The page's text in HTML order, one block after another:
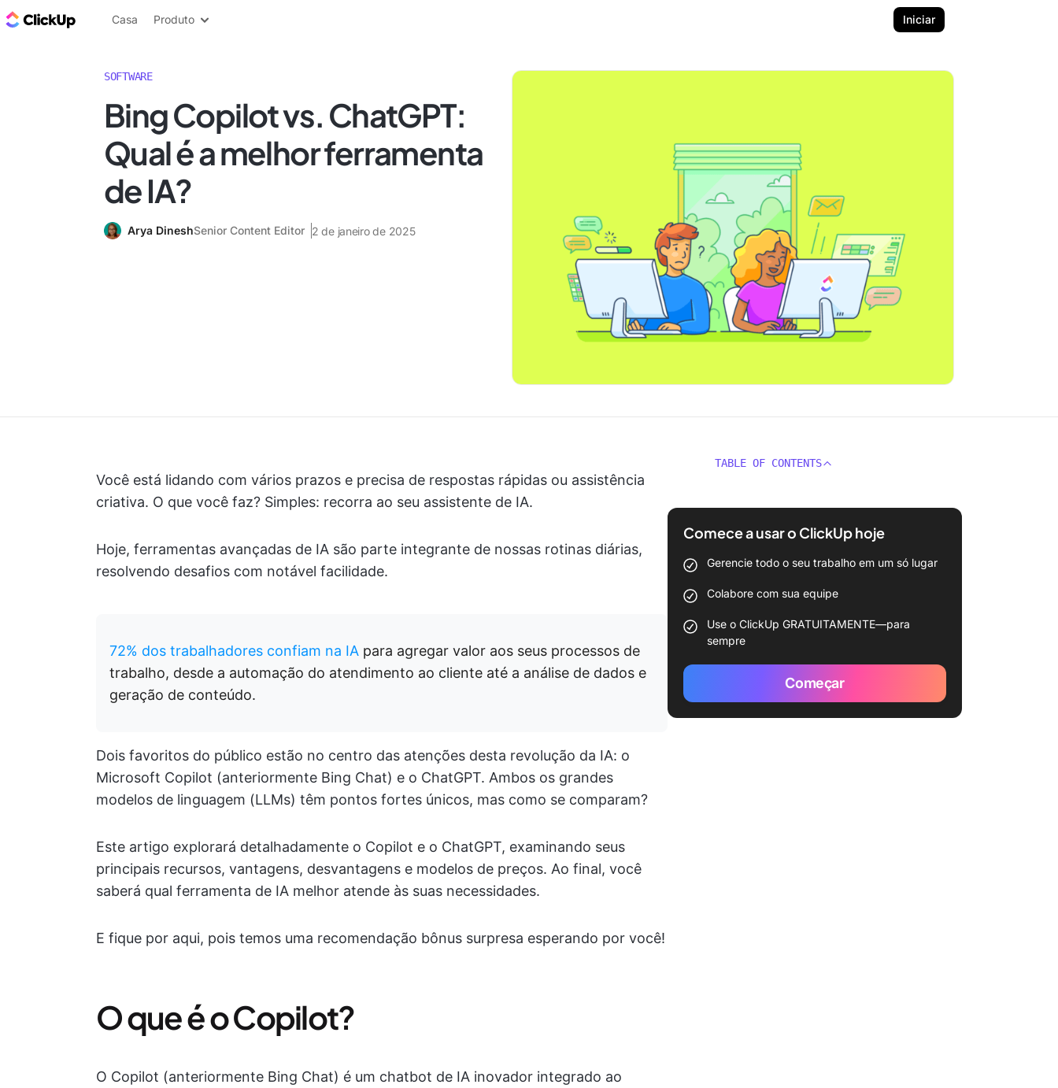
ClickUp Blogue
Casa Produto Iniciar
SOFTWARE
Bing Copilot vs. ChatGPT:
Qual é a melhor ferramenta
de IA?
Arya DineshSenior Content Editor 2 de janeiro de 2025
Você está lidando com vários prazos e precisa de respostas rápidas ou assistência
criativa. O que você faz? Simples: recorra ao seu assistente de IA.
Hoje, ferramentas avançadas de IA são parte integrante de nossas rotinas diárias,
resolvendo desafios com notável facilidade.
72% dos trabalhadores confiam na IA para agregar valor aos seus processos de
trabalho, desde a automação do atendimento ao cliente até a análise de dados e
geração de conteúdo.
Dois favoritos do público estão no centro das atenções desta revolução da IA: o
Microsoft Copilot (anteriormente Bing Chat) e o ChatGPT. Ambos os grandes
modelos de linguagem (LLMs) têm pontos fortes únicos, mas como se comparam?
Este artigo explorará detalhadamente o Copilot e o ChatGPT, examinando seus
principais recursos, vantagens, desvantagens e modelos de preços. Ao final, você
saberá qual ferramenta de IA melhor atende às suas necessidades.
E fique por aqui, pois temos uma recomendação bônus surpresa esperando por você!
O que é o Copilot?
O Copilot (anteriormente Bing Chat) é um chatbot de IA inovador integrado ao
TABLE OF CONTENTS
Comece a usar o ClickUp hoje
Gerencie todo o seu trabalho em um só lugar
Colabore com sua equipe
Use o ClickUp GRATUITAMENTE—para
sempre
Começar